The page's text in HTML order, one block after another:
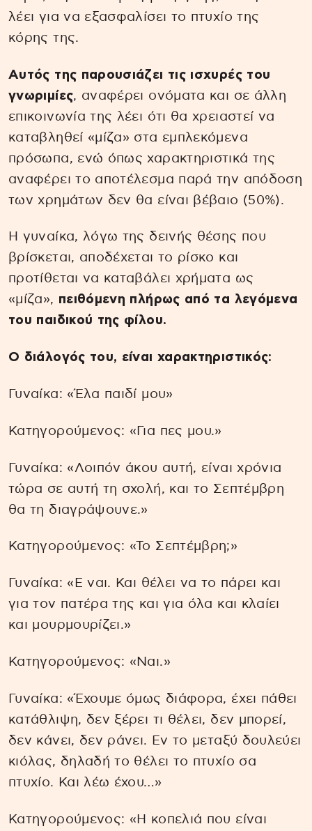
λέει για να εξασφαλίσει το πτυχίο της
κόρης της.
Αυτός της παρουσιάζει τις ισχυρές του
γνωριμίες, αναφέρει ονόματα και σε άλλη
επικοινωνία της λέει ότι θα χρειαστεί να
καταβληθεί «μίζα» στα εμπλεκόμενα
πρόσωπα, ενώ όπως χαρακτηριστικά της
αναφέρει το αποτέλεσμα παρά την απόδοση
των χρημάτων δεν θα είναι βέβαιο (50%).
Η γυναίκα, λόγω της δεινής θέσης που
βρίσκεται, αποδέχεται το ρίσκο και
προτίθεται να καταβάλει χρήματα ως
«μίζα», πειθόμενη πλήρως από τα λεγόμενα
του παιδικού της φίλου.
Ο διάλογός του, είναι χαρακτηριστικός:
Γυναίκα: «Έλα παιδί μου»
Κατηγορούμενος: «Για πες μου.»
Γυναίκα: «Λοιπόν άκου αυτή, είναι χρόνια
τώρα σε αυτή τη σχολή, και το Σεπτέμβρη
θα τη διαγράψουνε.»
Κατηγορούμενος: «Το Σεπτέμβρη;»
Γυναίκα: «Ε ναι. Και θέλει να το πάρει και
για τον πατέρα της και για όλα και κλαίει
και μουρμουρίζει.»
Κατηγορούμενος: «Ναι.»
Γυναίκα: «Έχουμε όμως διάφορα, έχει πάθει
κατάθλιψη, δεν ξέρει τι θέλει, δεν μπορεί,
δεν κάνει, δεν ράνει. Εν το μεταξύ δουλεύει
κιόλας, δηλαδή το θέλει το πτυχίο σα
πτυχίο. Και λέω έχου…»
Κατηγορούμενος: «Η κοπελιά που είναι